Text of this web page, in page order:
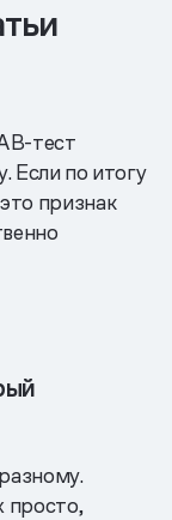
тест
Если по итогу
признак
просто,